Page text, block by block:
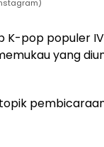
K-pop populer
yang